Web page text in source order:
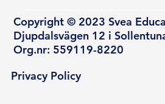
Copyright © 2023 Svea
Djupdalsvägen 12 i
Org.nr: 559119-8220
Privacy Policy